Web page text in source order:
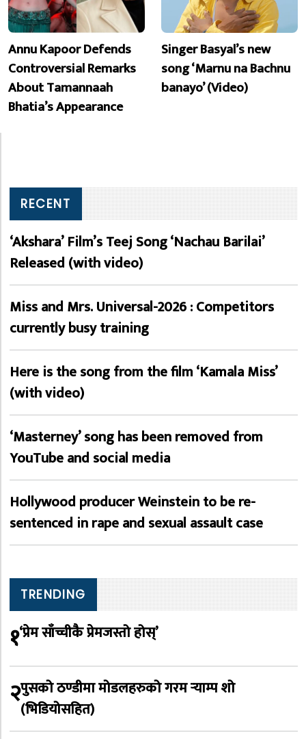
Annu Kapoor Defends
Controversial Remarks
About Tamannaah
Bhatia’s Appearance
Singer Basyal’s new
song ‘Marnu na Bachnu
banayo’ (Video)
RECENT
‘Akshara’ Film’s Teej Song ‘Nachau Barilai’
Released (with video)
Miss and Mrs. Universal-2026 : Competitors
currently busy training
Here is the song from the film ‘Kamala Miss’
(with video)
‘Masterney’ song has been removed from
YouTube and social media
Hollywood producer Weinstein to be re-
sentenced in rape and sexual assault case
TRENDING
१‘प्रेम साँच्चीकै प्रेमजस्तो होस्’
२पुसको ठण्डीमा मोडलहरुको गरम र्‍याम्प शो
(भिडियोसहित)